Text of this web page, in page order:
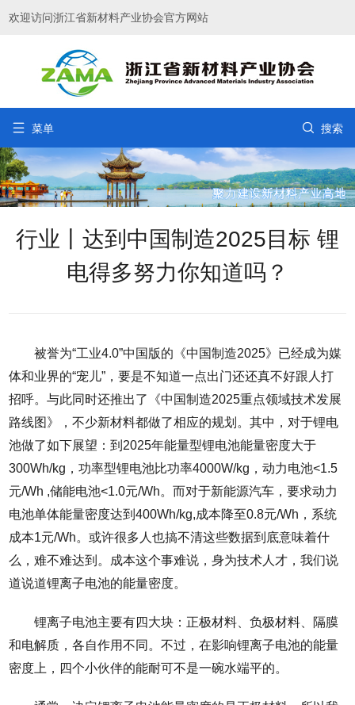
欢迎访问浙江省新材料产业协会官方网站
 菜单  搜索
行业丨达到中国制造2025目标 锂
电得多努力你知道吗？
被誉为“工业4.0”中国版的《中国制造2025》已经成为媒
体和业界的“宠儿”，要是不知道一点出门还还真不好跟人打
招呼。与此同时还推出了《中国制造2025重点领域技术发展
路线图》，不少新材料都做了相应的规划。其中，对于锂电
池做了如下展望：到2025年能量型锂电池能量密度大于
300Wh/kg，功率型锂电池比功率4000W/kg，动力电池<1.5
元/Wh ,储能电池<1.0元/Wh。而对于新能源汽车，要求动力
电池单体能量密度达到400Wh/kg,成本降至0.8元/Wh，系统
成本1元/Wh。或许很多人也搞不清这些数据到底意味着什
么，难不难达到。成本这个事难说，身为技术人才，我们说
道说道锂离子电池的能量密度。
锂离子电池主要有四大块：正极材料、负极材料、隔膜
和电解质，各自作用不同。不过，在影响锂离子电池的能量
密度上，四个小伙伴的能耐可不是一碗水端平的。